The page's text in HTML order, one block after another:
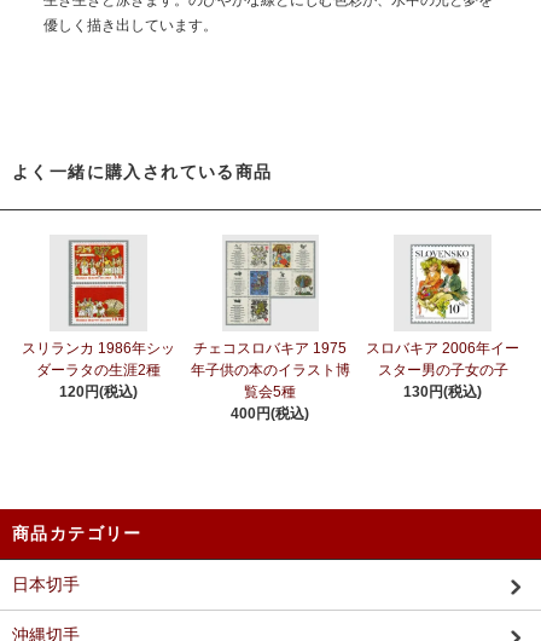
優しく描き出しています。
よく一緒に購入されている商品
スリランカ 1986年シッ
ダーラタの生涯2種
120円(税込)
チェコスロバキア 1975
年子供の本のイラスト博
覧会5種
400円(税込)
スロバキア 2006年イー
スター男の子女の子
130円(税込)
商品カテゴリー
日本切手
沖縄切手